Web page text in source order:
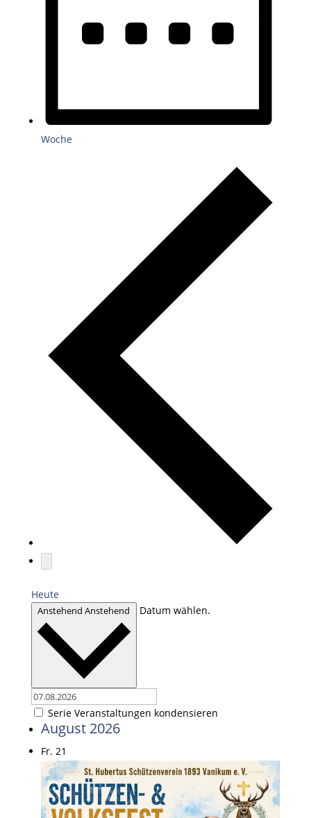
Woche
Heute
AnstehendAnstehend Datum wählen.
Serie Veranstaltungen kondensieren
August 2026
Fr. 21